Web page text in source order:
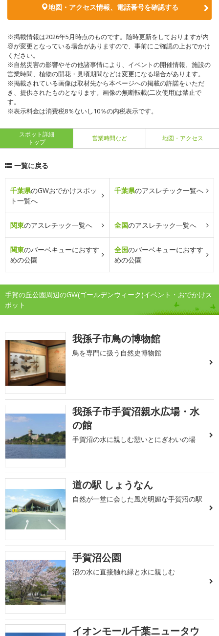
地図・アクセス情報、電話番号を確認する
※掲載情報は2026年5月時点のものです。随時更新をしておりますが内
容が変更となっている場合がありますので、事前にご確認の上おでかけ
ください。
※自然災害の影響やその他諸事情により、イベントの開催情報、施設の
営業時間、植物の開花・見頃期間などは変更になる場合があります。
※掲載されている画像は取材先から本ページへの掲載の許諾をいただ
き、提供されたものとなります。画像の無断転載(二次使用)は禁止で
す。
※表示料金は消費税8％ないし10％の内税表示です。
スポット詳細
トップ
営業時間など 地図・アクセス
一覧に戻る
千葉県のGWおでかけスポッ
ト一覧へ
千葉県のアスレチック一覧へ
関東のアスレチック一覧へ 全国のアスレチック一覧へ
関東のバーベキューにおすす
めの公園
全国のバーベキューにおすす
めの公園
手賀の丘公園周辺のGW(ゴールデンウィーク)イベント・おでかけス
ポット
我孫子市鳥の博物館
鳥を専門に扱う自然史博物館
我孫子市手賀沼親水広場・水
の館
手賀沼の水に親しむ憩いとにぎわいの場
道の駅 しょうなん
自然が一堂に会した風光明媚な手賀沼の駅
手賀沼公園
沼の水に直接触れ緑と水に親しむ
イオンモール千葉ニュータウ